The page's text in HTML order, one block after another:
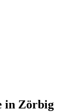
in Zörbig